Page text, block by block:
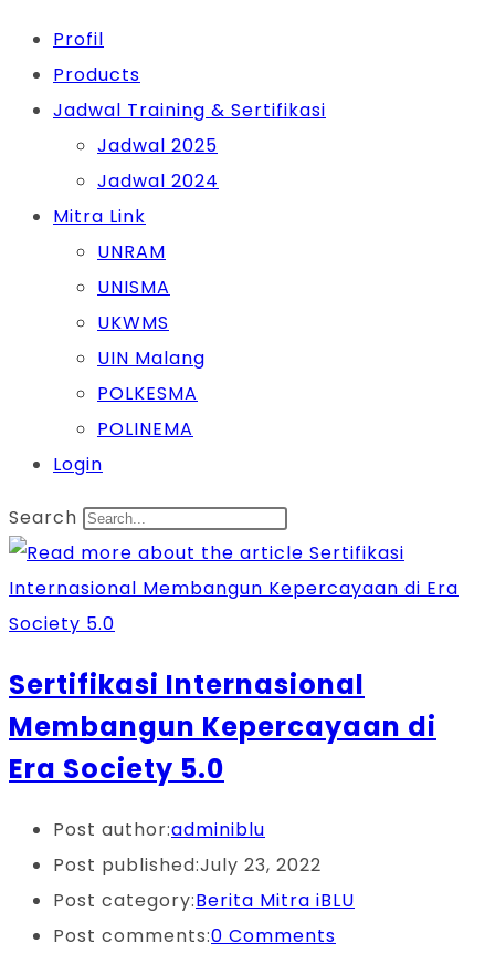
Profil
Products
Jadwal Training & Sertifikasi
Jadwal 2025
Jadwal 2024
Mitra Link
UNRAM
UNISMA
UKWMS
UIN Malang
POLKESMA
POLINEMA
Login
Search
Sertifikasi Internasional
Membangun Kepercayaan di
Era Society 5.0
Post author:adminiblu
Post published:July 23, 2022
Post category:Berita Mitra iBLU
Post comments:0 Comments